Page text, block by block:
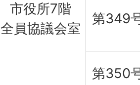
市役所7階
全員協議会室
第349
第350